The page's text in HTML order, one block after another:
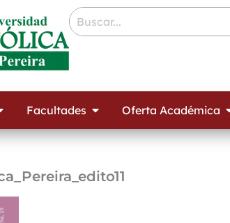
La Universidad
Facultades Open Facultades
Oferta Académica